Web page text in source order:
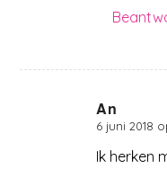
An
zegt:
6 juni 2018
Ik herken